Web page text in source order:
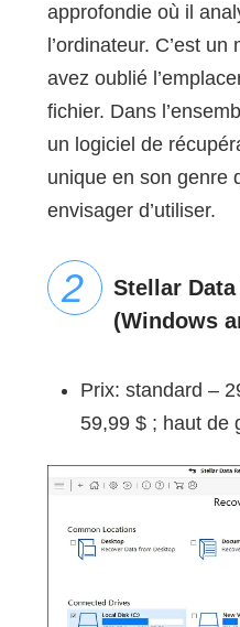
approfondie où il
l’ordinateur. C’est
avez oublié
fichier. Dans
un logiciel de
unique en son genre
envisager d’utiliser.
Stellar
(Windows
Prix: standard –
59,99 $ ; haut de